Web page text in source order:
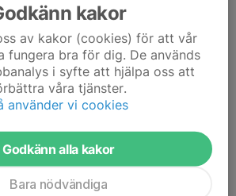
kakor
av kakor (cookies) för att vår
fungera bra för dig. De används
i syfte att hjälpa oss att
våra tjänster.
använder vi cookies
Godkänn alla kakor
Bara nödvändiga